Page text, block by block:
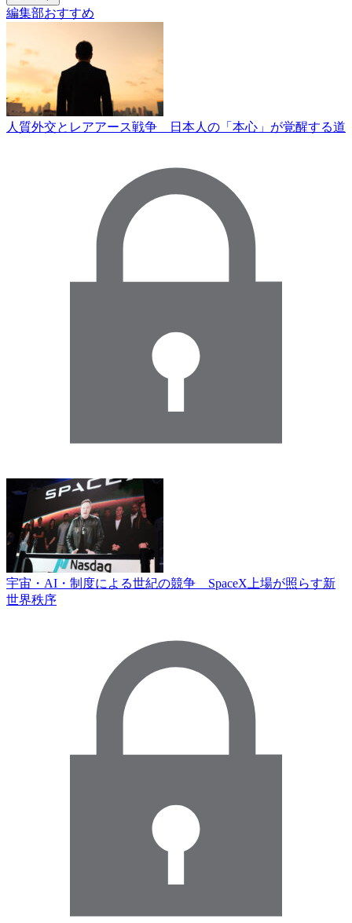
編集部おすすめ
人質外交とレアアース戦争 日本人の「本心」が覚醒する道
宇宙・AI・制度による世紀の競争 SpaceX上場が照らす新
世界秩序